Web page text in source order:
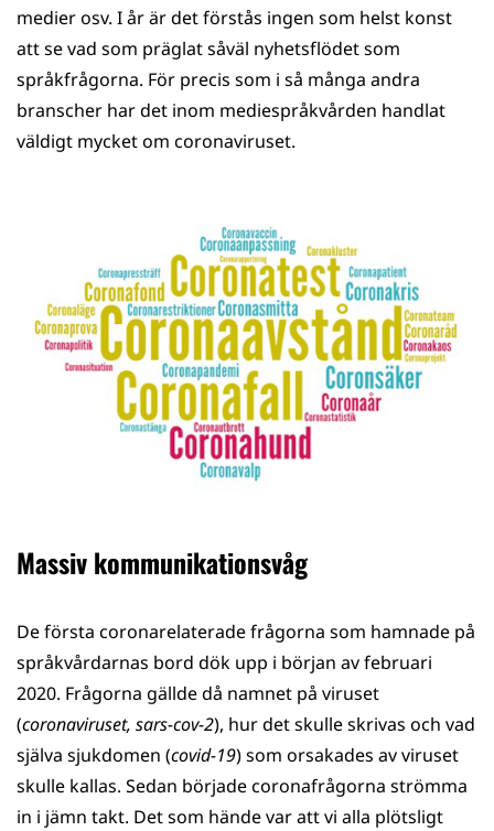
medier osv. I år är det förstås ingen som helst konst
att se vad som präglat såväl nyhetsflödet som
språkfrågorna. För precis som i så många andra
branscher har det inom mediespråkvården handlat
väldigt mycket om coronaviruset.
Massiv kommunikationsvåg
De första coronarelaterade frågorna som hamnade på
språkvårdarnas bord dök upp i början av februari
2020. Frågorna gällde då namnet på viruset
(coronaviruset, sars-cov-2), hur det skulle skrivas och vad
själva sjukdomen (covid-19) som orsakades av viruset
skulle kallas. Sedan började coronafrågorna strömma
in i jämn takt. Det som hände var att vi alla plötsligt